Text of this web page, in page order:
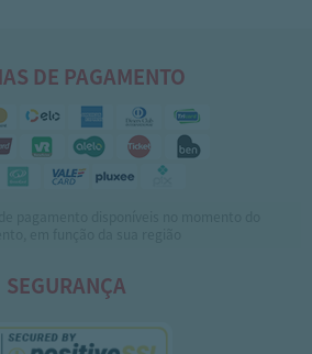
DE PAGAMENTO
SEGURANÇA